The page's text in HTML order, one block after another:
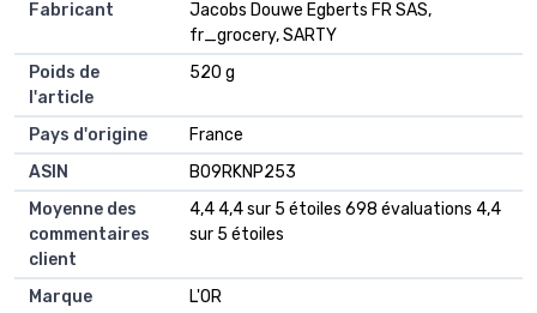
Fabricant
‎Jacobs Douwe Egberts FR SAS,
fr_grocery, SARTY
Poids de
l'article
‎520 g
Pays d'origine
‎France
ASIN
B09RKNP253
Moyenne des
commentaires
client
4,4 4,4 sur 5 étoiles 698 évaluations 4,4
sur 5 étoiles
Marque
L'OR